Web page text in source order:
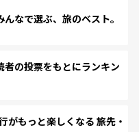
なで選ぶ、旅のベスト。
の投票をもとにランキン
もっと楽しくなる 旅先・